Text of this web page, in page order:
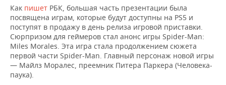
КОМУ ПРИНАДЛЕЖАТ
ТОРГОВЫЕ ЦЕНТРЫ
ТАТАРСТАНА
БЮДЖЕТ
ИНВЕСТИЦИИ
АГРОПРОМ
МАШИНОСТРОЕНИЕ
НЕФТЕХИМИЯ
НЕФТЬ
НОВОСТИ АВТО
БИЗНЕС
НОВОСТИ БИЗНЕСА
РОЗНИЧНАЯ ТОРГОВЛЯ
ТЕХНОЛОГИИ
НОВОСТИ ТЕХНОЛОГИЙ
МЕРОПРИЯТИЯ
Как пишет РБК, большая часть презентации была
посвящена играм, которые будут доступны на PS5 и
поступят в продажу в день релиза игровой приставки.
Сюрпризом для геймеров стал анонс игры Spider-Man:
Miles Morales. Эта игра стала продолжением сюжета
первой части Spider-Man. Главный персонаж новой игры
— Майлз Моралес, преемник Питера Паркера (Человека-
паука).